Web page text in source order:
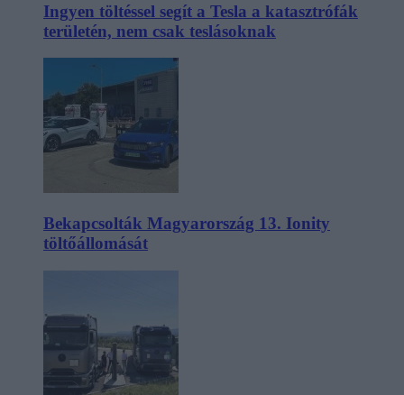
Ingyen töltéssel segít a Tesla a katasztrófák
területén, nem csak teslásoknak
Bekapcsolták Magyarország 13. Ionity
töltőállomását